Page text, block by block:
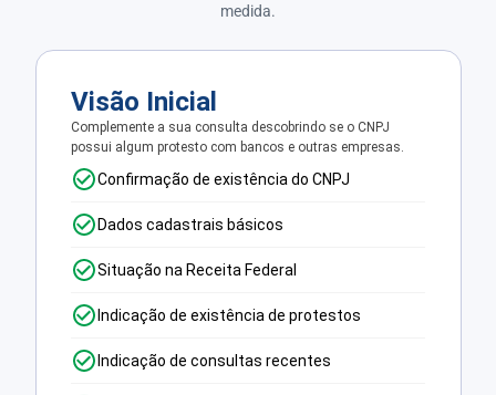
medida.
Visão Inicial
Complemente a sua consulta descobrindo se o CNPJ
possui algum protesto com bancos e outras empresas.
Confirmação de existência do CNPJ
Dados cadastrais básicos
Situação na Receita Federal
Indicação de existência de protestos
Indicação de consultas recentes